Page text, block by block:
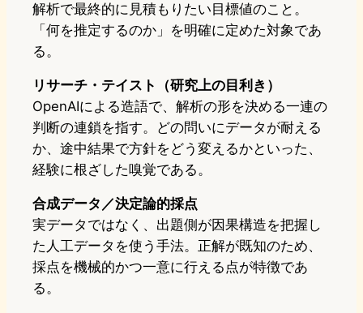
解析で最終的に見積もりたい目標値のこと。
「何を推定するのか」を明確に定めた対象であ
る。
リサーチ・テイスト（研究上の目利き）
OpenAIによる造語で、解析の形を決める一連の
判断の連鎖を指す。どの問いにデータが耐える
か、途中結果で方針をどう変えるかといった、
経験に根ざした嗅覚である。
合成データ／決定論的採点
実データではなく、出題側が因果構造を把握し
た人工データを使う手法。正解が既知のため、
採点を機械的かつ一意に行える点が特徴であ
る。